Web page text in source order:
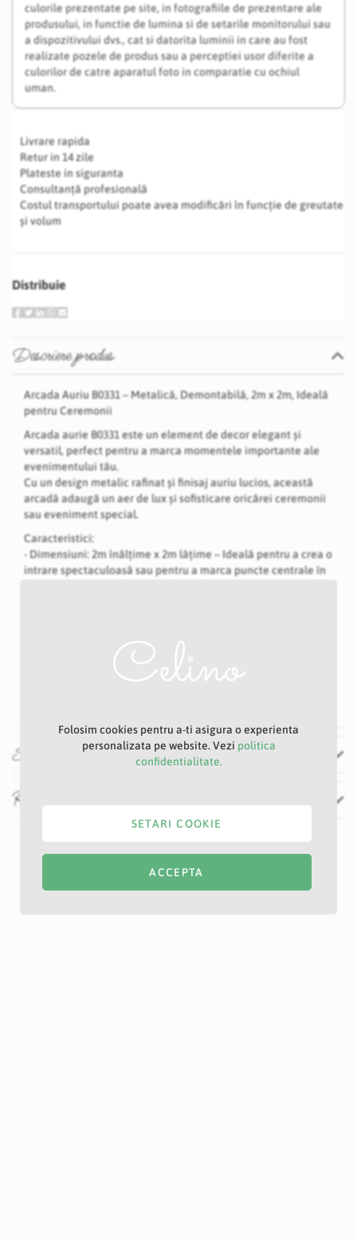
culorile prezentate pe site, in fotografiile de prezentare ale
produsului, in functie de lumina si de setarile monitorului sau
a dispozitivului dvs., cat si datorita luminii in care au fost
realizate pozele de produs sau a perceptiei usor diferite a
culorilor de catre aparatul foto in comparatie cu ochiul
uman.
Livrare rapida
Retur in 14 zile
Plateste in siguranta
Consultanță profesională
Costul transportului poate avea modificări în funcție de greutate
și volum
Distribuie
Descriere produs
Arcada Auriu B0331 – Metalică, Demontabilă, 2m x 2m, Ideală
pentru Ceremonii
Arcada aurie B0331 este un element de decor elegant și
versatil, perfect pentru a marca momentele importante ale
evenimentului tău.
Cu un design metalic rafinat și finisaj auriu lucios, această
arcadă adaugă un aer de lux și sofisticare oricărei ceremonii
sau eveniment special.
Caracteristici:
- Dimensiuni: 2m înălțime x 2m lățime – Ideală pentru a crea o
intrare spectaculoasă sau pentru a marca puncte centrale în
evenimente cu locații diferite sau pentru stocare ușoară.
- Utilizare: Potrivită pentru ceremonii de nuntă, evenimente
corporate, aniversări sau petreceri de gală, aducând o notă
Arcada Auriu B0331 este alegerea perfectă pentru a adăuga
eleganță și un plus de rafinament evenimentului tău.
Ușor de integrat în orice decor, această arcadă va crea
amintiri de neuitat pentru toți participanții!.
Specificatii
Recenzii
Folosim cookies pentru a-ti asigura o experienta
personalizata pe website. Vezi politica
confidentialitate.
ACCEPTA
SETARI COOKIE